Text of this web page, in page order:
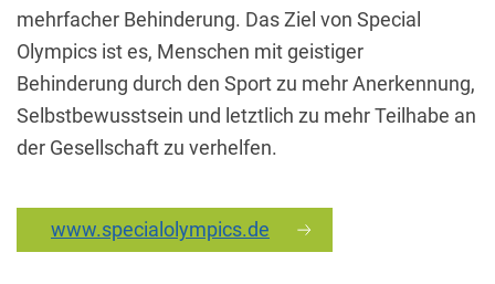
mehrfacher Behinderung. Das Ziel von Special
Olympics ist es, Menschen mit geistiger
Behinderung durch den Sport zu mehr Anerkennung,
Selbstbewusstsein und letztlich zu mehr Teilhabe an
der Gesellschaft zu verhelfen.
www.specialolympics.de